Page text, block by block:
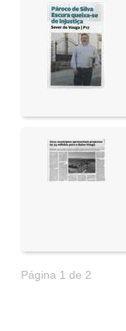
Página 1 de 2